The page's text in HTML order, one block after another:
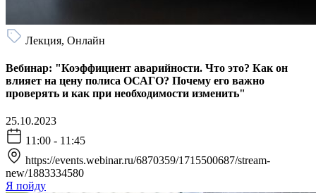
Лекция, Онлайн
Вебинар: "Коэффициент аварийности. Что это? Как он
влияет на цену полиса ОСАГО? Почему его важно
проверять и как при необходимости изменить"
25.10.2023
11:00 - 11:45
https://events.webinar.ru/6870359/1715500687/stream-
new/1883334580
Я пойду